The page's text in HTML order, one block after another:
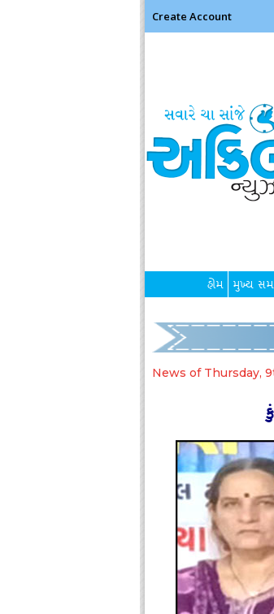
Create Account
હોમ મુખ્ય
News of Thursday,